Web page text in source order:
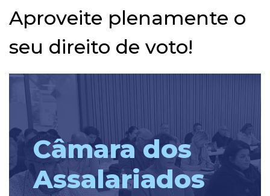
Aproveite plenamente o
seu direito de voto!
Câmara dos
Assalariados